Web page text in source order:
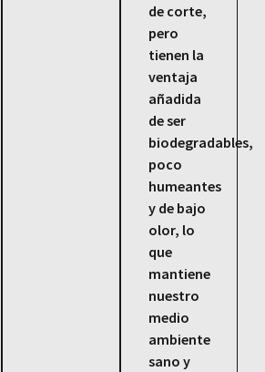
de corte,
pero
tienen la
ventaja
añadida
de ser
biodegradables,
poco
humeantes
y de bajo
olor, lo
que
mantiene
nuestro
medio
ambiente
sano y